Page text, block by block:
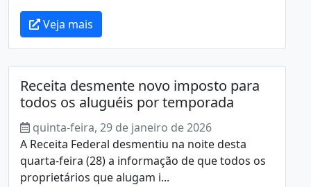
Veja mais
Receita desmente novo imposto para
todos os aluguéis por temporada
quinta-feira, 29 de janeiro de 2026
A Receita Federal desmentiu na noite desta
quarta-feira (28) a informação de que todos os
proprietários que alugam i...